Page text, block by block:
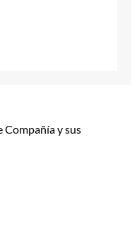
Compañía y sus